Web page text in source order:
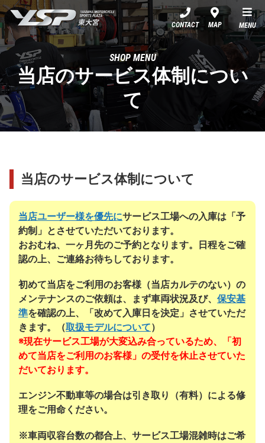
YSP東大宮
CONTACT MAP MENU
SHOP MENU
当店のサービス体制につい
て
当店のサービス体制について
当店ユーザー様を優先にサービス工場への入庫は「予
約制」とさせていただいております。
おおむね、一ヶ月先のご予約となります。日程をご確
認の上、ご連絡お待ちしております。
初めて当店をご利用のお客様（当店カルテのない）の
メンテナンスのご依頼は、まず車両状況及び、 保安基
準を確認の上、「改めて入庫日を決定」させていただ
きます。（取扱モデルについて）
※現在サービス工場が大変込み合っているため、「初
めて当店をご利用のお客様」の受付を休止させていた
だいております。
エンジン不動車等の場合は引き取り（有料）による修
理をご用命ください。
※車両収容台数の都合上、サービス工場混雑時はご希